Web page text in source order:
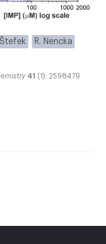
Štefek
R. Nencka
41 (1): 2598479